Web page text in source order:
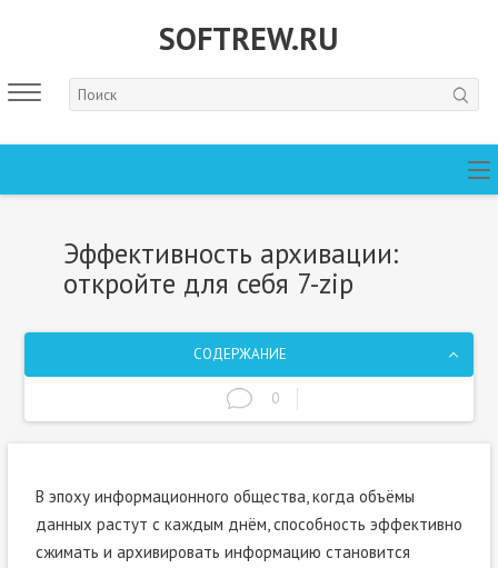
SOFTREW.RU
Эффективность архивации:
откройте для себя 7-zip
СОДЕРЖАНИЕ
0
В эпоху информационного общества, когда объёмы
данных растут с каждым днём, способность эффективно
сжимать и архивировать информацию становится